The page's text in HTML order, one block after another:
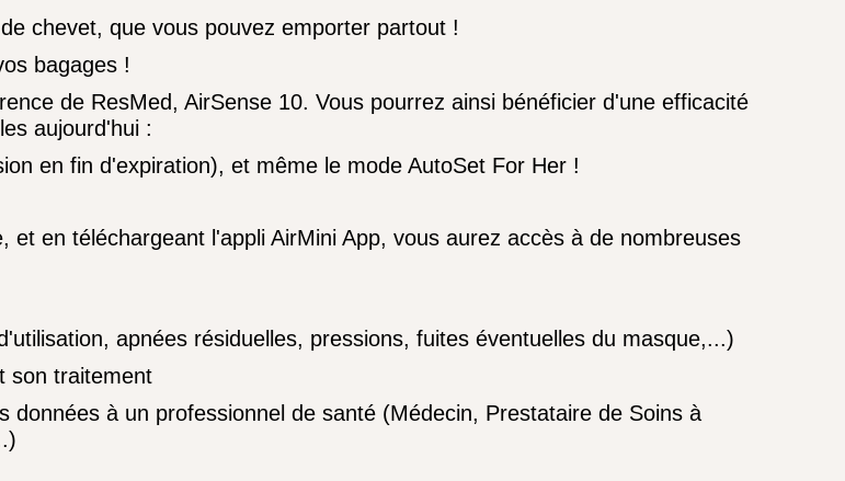
chevet, que vous pouvez emporter partout !
bagages !
de ResMed, AirSense 10. Vous pourrez ainsi bénéficier d'une efficacité
aujourd'hui :
en fin d'expiration), et même le mode AutoSet For Her !
en téléchargeant l'appli AirMini App, vous aurez accès à de nombreuses
apnées résiduelles, pressions, fuites éventuelles du masque,...)
son traitement
données à un professionnel de santé (Médecin, Prestataire de Soins à